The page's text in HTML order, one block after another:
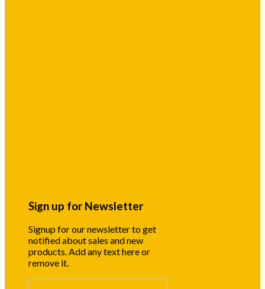
Sign up for Newsletter
Signup for our newsletter to get
notified about sales and new
products. Add any text here or
remove it.